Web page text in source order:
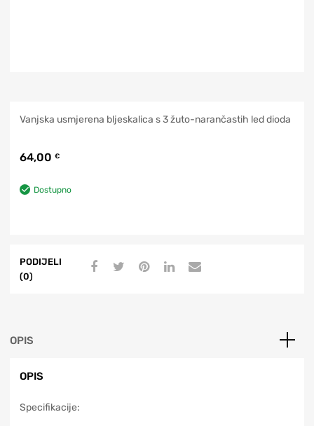
Vanjska usmjerena bljeskalica s 3 žuto-narančastih led dioda
64,00 €
Dostupno
PODIJELI
(0)
OPIS
OPIS
Specifikacije: